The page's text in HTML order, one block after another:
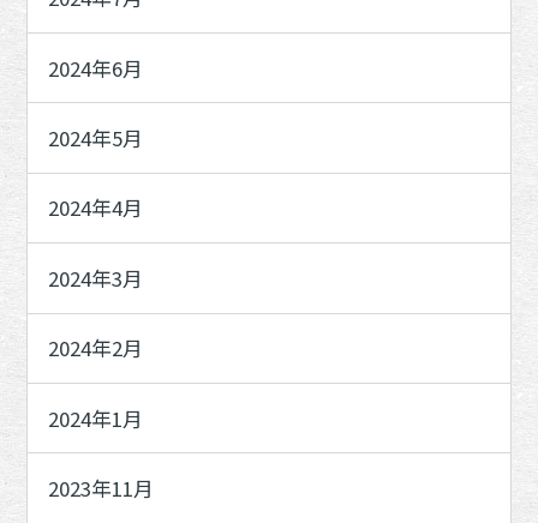
2024年6月
2024年5月
2024年4月
2024年3月
2024年2月
2024年1月
2023年11月